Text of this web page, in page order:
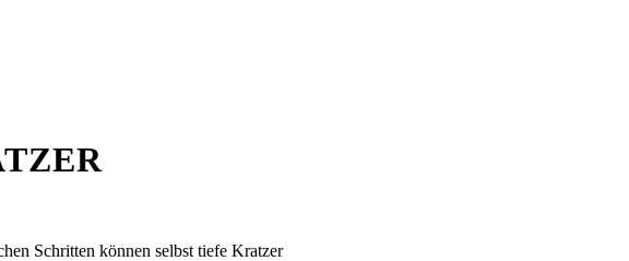
Schritten können selbst tiefe Kratzer